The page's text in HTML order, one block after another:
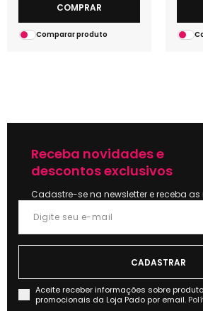
COMPRAR
Comparar produto
Receba novidades e
descontos exclusivos
Cadastre-se na newsletter e receba
Aceite receber informações sobre
promocionais da Loja Pado por email.